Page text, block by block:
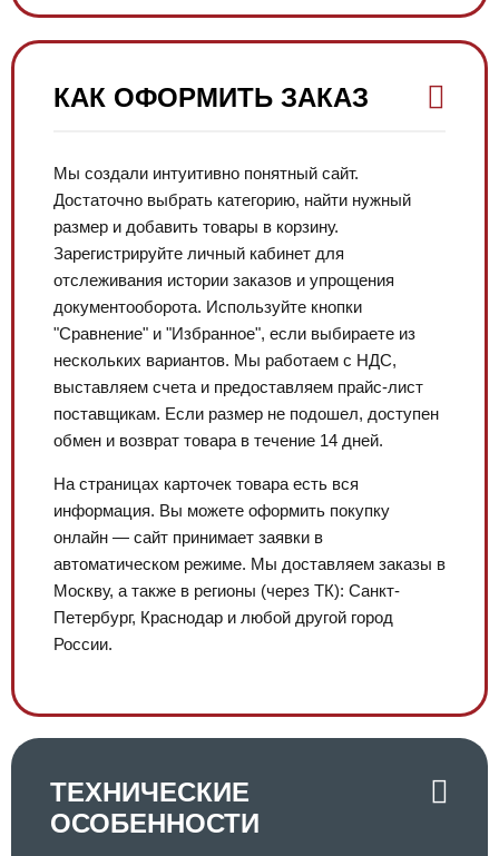
КАК ОФОРМИТЬ ЗАКАЗ
Мы создали интуитивно понятный сайт.
Достаточно выбрать категорию, найти нужный
размер и добавить товары в корзину.
Зарегистрируйте личный кабинет для
отслеживания истории заказов и упрощения
документооборота. Используйте кнопки
"Сравнение" и "Избранное", если выбираете из
нескольких вариантов. Мы работаем с НДС,
выставляем счета и предоставляем прайс-лист
поставщикам. Если размер не подошел, доступен
обмен и возврат товара в течение 14 дней.
На страницах карточек товара есть вся
информация. Вы можете оформить покупку
онлайн — сайт принимает заявки в
автоматическом режиме. Мы доставляем заказы в
Москву, а также в регионы (через ТК): Санкт-
Петербург, Краснодар и любой другой город
России.
ТЕХНИЧЕСКИЕ
ОСОБЕННОСТИ